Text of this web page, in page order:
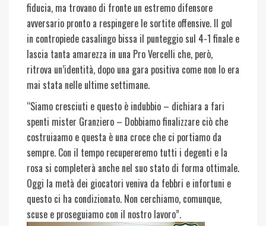
fiducia, ma trovano di fronte un estremo difensore
avversario pronto a respingere le sortite offensive. Il gol
in contropiede casalingo bissa il punteggio sul 4-1 finale e
lascia tanta amarezza in una Pro Vercelli che, però,
ritrova un’identità, dopo una gara positiva come non lo era
mai stata nelle ultime settimane.
“Siamo cresciuti e questo è indubbio – dichiara a fari
spenti mister Granziero – Dobbiamo finalizzare ciò che
costruiaamo e questa è una croce che ci portiamo da
sempre. Con il tempo recupereremo tutti i degenti e la
rosa si completerà anche nel suo stato di forma ottimale.
Oggi la metà dei giocatori veniva da febbri e infortuni e
questo ci ha condizionato. Non cerchiamo, comunque,
scuse e proseguiamo con il nostro lavoro”.